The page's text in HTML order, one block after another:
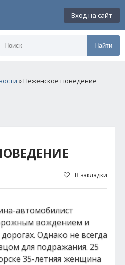
Вход на сайт
Найти
» Неженское поведение
В закладки
автомобилист
вождением и
Однако не всегда
для подражания. 25
35-летняя женщина